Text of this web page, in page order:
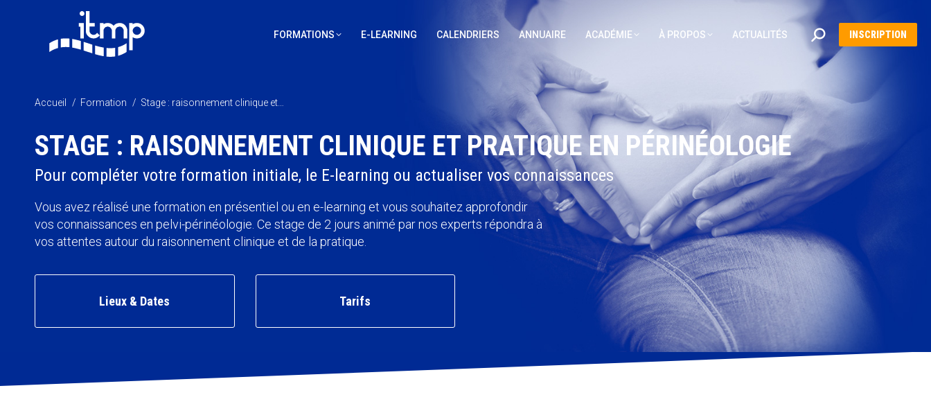
FORMATIONS E-LEARNING CALENDRIERS ANNUAIRE ACADÉMIE À PROPOS ACTUALITÉS
Recherche
:
INSCRIPTION
Vous êtes ici :
Accueil Formation Stage : raisonnement clinique et…
STAGE : RAISONNEMENT CLINIQUE ET PRATIQUE EN PÉRINÉOLOGIE
Pour compléter votre formation initiale, le E-learning ou actualiser vos connaissances
Vous avez réalisé une formation en présentiel ou en e-learning et vous souhaitez approfondir
vos connaissances en pelvi-périnéologie. Ce stage de 2 jours animé par nos experts répondra à
vos attentes autour du raisonnement clinique et de la pratique.
Lieux & Dates Tarifs